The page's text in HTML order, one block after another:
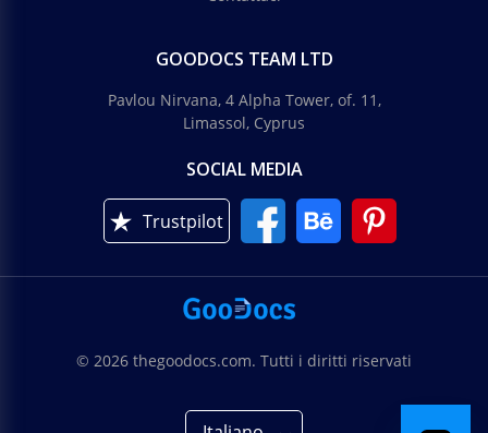
GOODOCS TEAM LTD
Pavlou Nirvana, 4 Alpha Tower, of. 11,
Limassol, Cyprus
SOCIAL MEDIA
Trustpilot
© 2026 thegoodocs.com. Tutti i diritti riservati